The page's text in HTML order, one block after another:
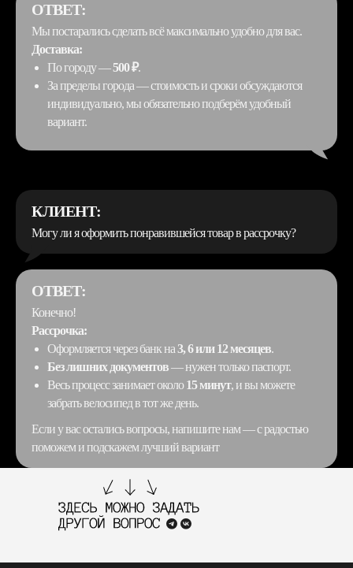
ОТВЕТ:
Мы постарались сделать всё максимально удобно для вас.
Доставка:
По городу —500 ₽.
За пределы города — стоимость и сроки обсуждаются
индивидуально, мы обязательно подберём удобный
вариант.
КЛИЕНТ:
Могу ли я оформить понравившейся товар в рассрочку?
ОТВЕТ:
Конечно!
Рассрочка:
Оформляется через банк на3, 6 или 12 месяцев.
Без лишних документов— нужен только паспорт.
Весь процесс занимает около15 минут, и вы можете
забрать велосипед в тот же день.
Если у вас остались вопросы, напишите нам — с радостью
поможем и подскажем лучший вариант